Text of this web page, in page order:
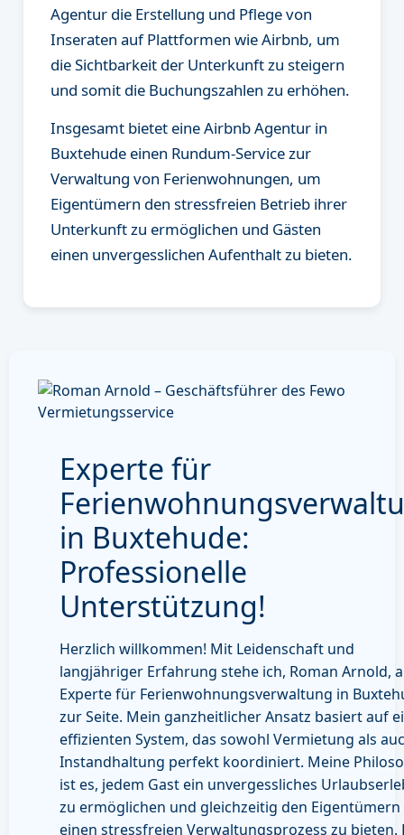
Agentur die Erstellung und Pflege von
Inseraten auf Plattformen wie Airbnb, um
die Sichtbarkeit der Unterkunft zu steigern
und somit die Buchungszahlen zu erhöhen.
Insgesamt bietet eine Airbnb Agentur in
Buxtehude einen Rundum-Service zur
Verwaltung von Ferienwohnungen, um
Eigentümern den stressfreien Betrieb ihrer
Unterkunft zu ermöglichen und Gästen
einen unvergesslichen Aufenthalt zu bieten.
Experte für
in Buxtehude:
Professionelle
Unterstützung!
Herzlich willkommen! Mit Leidenschaft und
langjähriger Erfahrung stehe ich, Roman Arnold,
Experte für Ferienwohnungsverwaltung in
zur Seite. Mein ganzheitlicher Ansatz basiert auf
effizienten System, das sowohl Vermietung als
Instandhaltung perfekt koordiniert. Meine
ist es, jedem Gast ein unvergessliches
zu ermöglichen und gleichzeitig den Eigentümern
einen stressfreien Verwaltungsprozess zu bieten.